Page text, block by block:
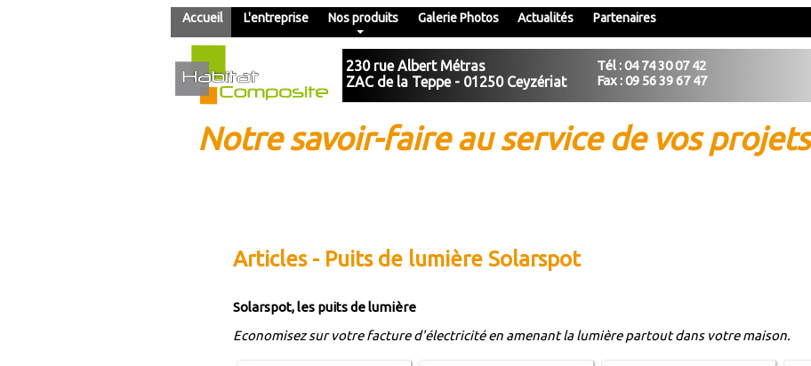
Accueil L'entreprise Nos produits Galerie Photos Actualités Partenaires
230 rue Albert Métras
ZAC de la Teppe - 01250 Ceyzériat
Tél :04 74 30 07 42
Fax : 09 56 39 67 47
Notre savoir-faire au service de vos projets
Articles - Puits de lumière Solarspot
Solarspot, les puits de lumière
Economisez sur votre facture d'électricité en amenant la lumière partout dans votre maison.